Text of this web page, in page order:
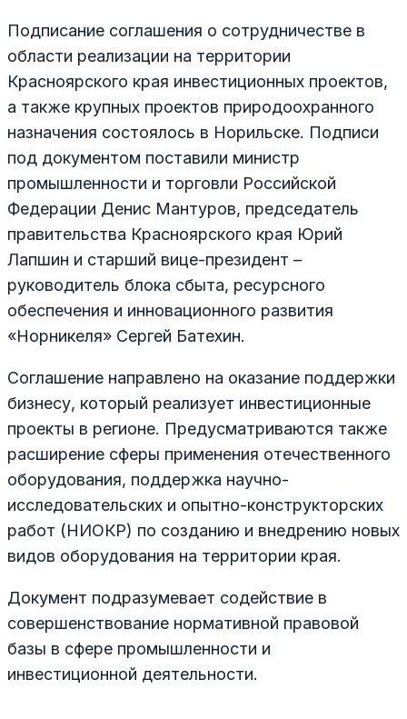
Подписание соглашения о сотрудничестве в
области реализации на территории
Красноярского края инвестиционных проектов,
а также крупных проектов природоохранного
назначения состоялось в Норильске. Подписи
под документом поставили министр
промышленности и торговли Российской
Федерации Денис Мантуров, председатель
правительства Красноярского края Юрий
Лапшин и старший вице-президент –
руководитель блока сбыта, ресурсного
обеспечения и инновационного развития
«Норникеля» Сергей Батехин.
Соглашение направлено на оказание поддержки
бизнесу, который реализует инвестиционные
проекты в регионе. Предусматриваются также
расширение сферы применения отечественного
оборудования, поддержка научно-
исследовательских и опытно-конструкторских
работ (НИОКР) по созданию и внедрению новых
видов оборудования на территории края.
Документ подразумевает содействие в
совершенствование нормативной правовой
базы в сфере промышленности и
инвестиционной деятельности.